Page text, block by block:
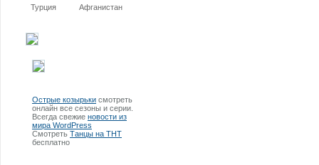
Турция Афганистан
Острые козырьки смотреть
онлайн все сезоны и серии.
Всегда свежие новости из
мира WordPress
Смотреть Танцы на ТНТ
бесплатно